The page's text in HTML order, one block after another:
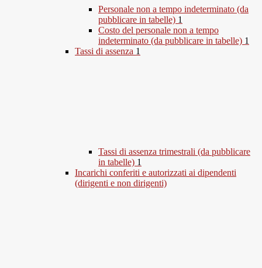
Personale non a tempo indeterminato (da
pubblicare in tabelle) 1
Costo del personale non a tempo
indeterminato (da pubblicare in tabelle) 1
Tassi di assenza 1
Tassi di assenza trimestrali (da pubblicare
in tabelle) 1
Incarichi conferiti e autorizzati ai dipendenti
(dirigenti e non dirigenti)